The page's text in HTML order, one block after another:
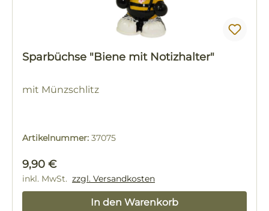
Sparbüchse "Biene mit Notizhalter"
mit Münzschlitz
Artikelnummer: 37075
Regulärer Preis:
9,90 €
inkl. MwSt. zzgl. Versandkosten
In den Warenkorb